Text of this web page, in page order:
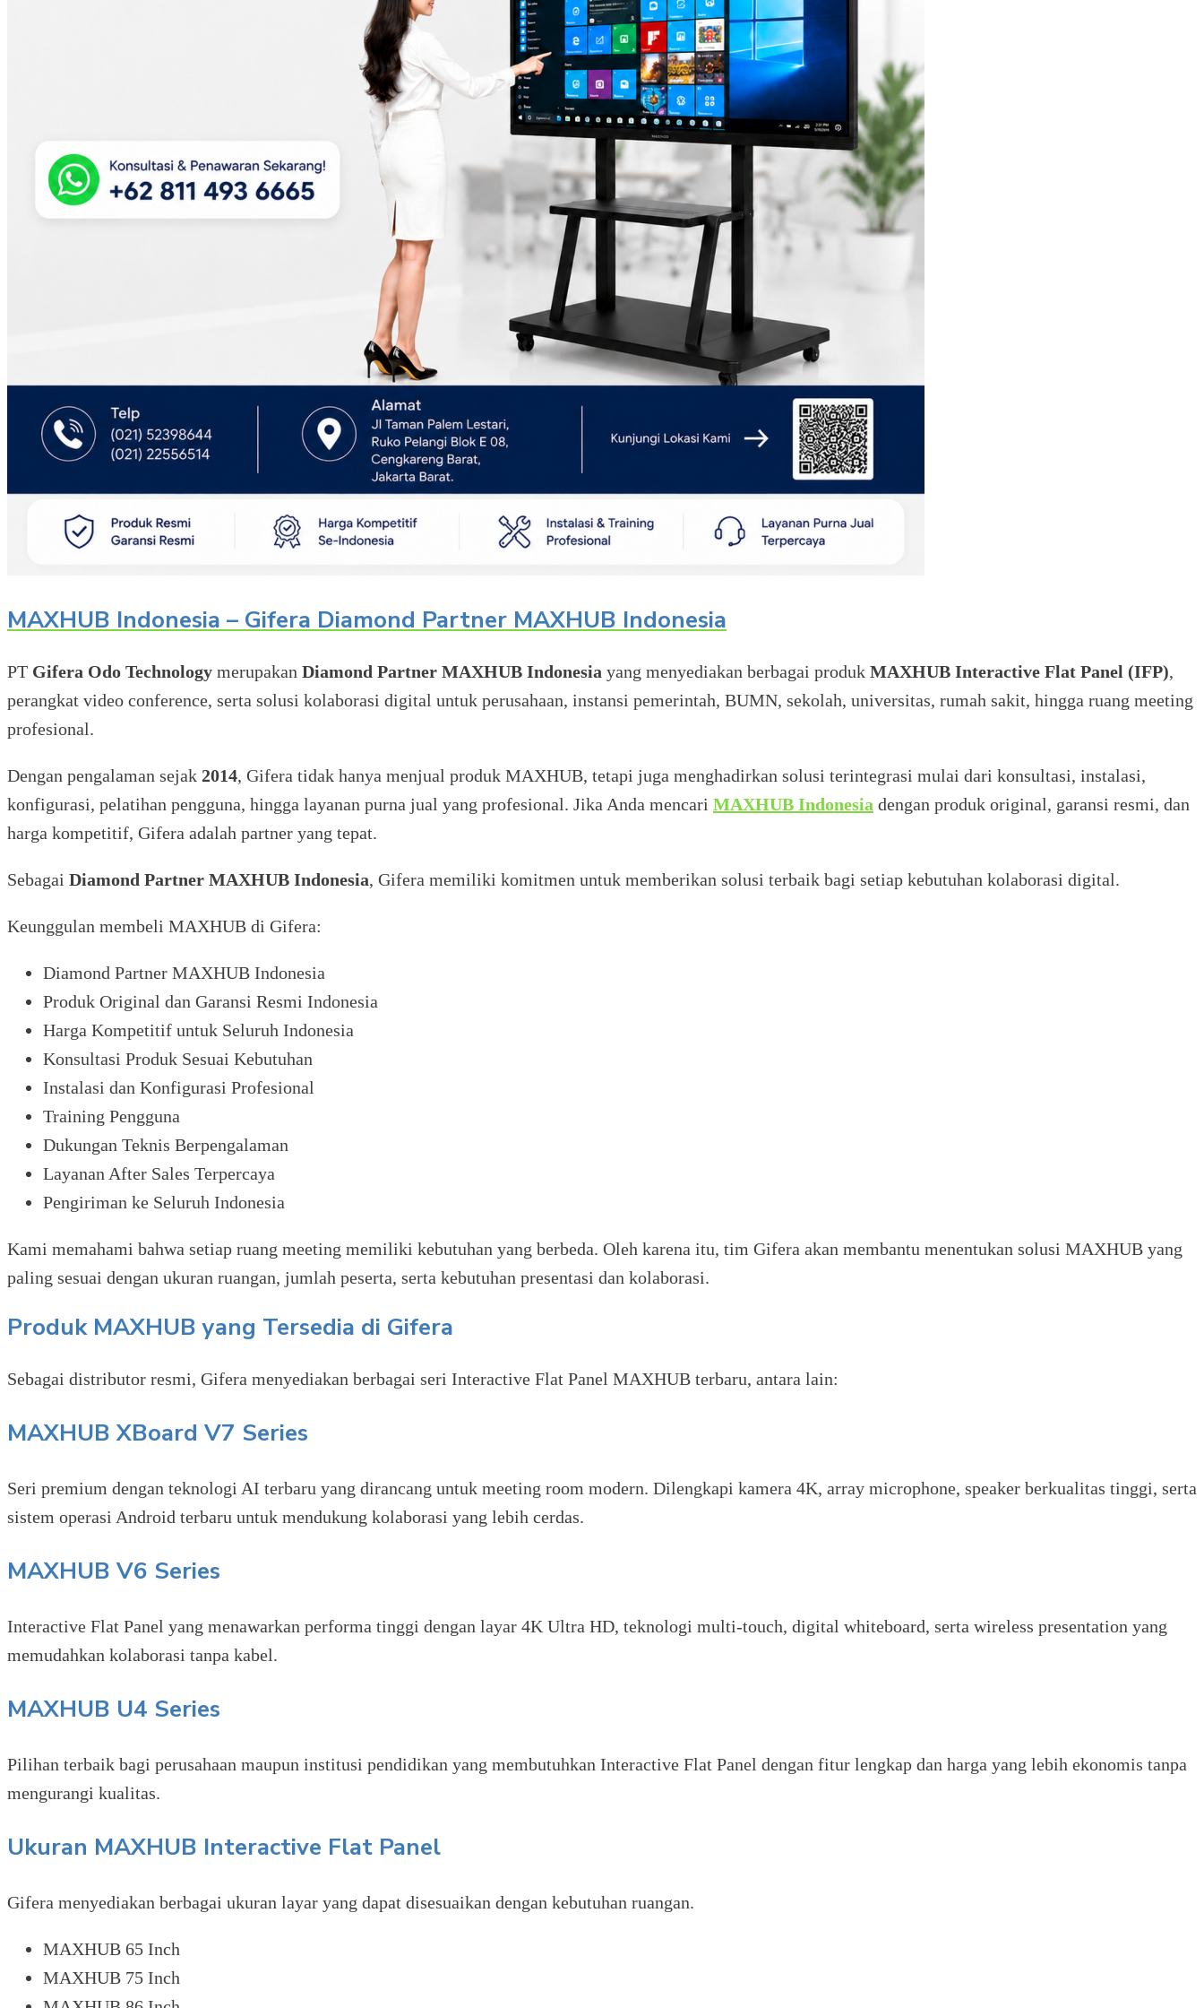
MAXHUB Indonesia – Gifera Diamond Partner MAXHUB Indonesia
PT Gifera Odo Technology merupakan Diamond Partner MAXHUB Indonesia yang menyediakan berbagai produk MAXHUB Interactive Flat Panel (IFP),
perangkat video conference, serta solusi kolaborasi digital untuk perusahaan, instansi pemerintah, BUMN, sekolah, universitas, rumah sakit, hingga ruang meeting
profesional.
Dengan pengalaman sejak 2014, Gifera tidak hanya menjual produk MAXHUB, tetapi juga menghadirkan solusi terintegrasi mulai dari konsultasi, instalasi,
konfigurasi, pelatihan pengguna, hingga layanan purna jual yang profesional. Jika Anda mencari MAXHUB Indonesia dengan produk original, garansi resmi, dan
harga kompetitif, Gifera adalah partner yang tepat.
Sebagai Diamond Partner MAXHUB Indonesia, Gifera memiliki komitmen untuk memberikan solusi terbaik bagi setiap kebutuhan kolaborasi digital.
Keunggulan membeli MAXHUB di Gifera:
Diamond Partner MAXHUB Indonesia
Produk Original dan Garansi Resmi Indonesia
Harga Kompetitif untuk Seluruh Indonesia
Konsultasi Produk Sesuai Kebutuhan
Instalasi dan Konfigurasi Profesional
Training Pengguna
Dukungan Teknis Berpengalaman
Layanan After Sales Terpercaya
Pengiriman ke Seluruh Indonesia
Kami memahami bahwa setiap ruang meeting memiliki kebutuhan yang berbeda. Oleh karena itu, tim Gifera akan membantu menentukan solusi MAXHUB yang
paling sesuai dengan ukuran ruangan, jumlah peserta, serta kebutuhan presentasi dan kolaborasi.
Produk MAXHUB yang Tersedia di Gifera
Sebagai distributor resmi, Gifera menyediakan berbagai seri Interactive Flat Panel MAXHUB terbaru, antara lain:
MAXHUB XBoard V7 Series
Seri premium dengan teknologi AI terbaru yang dirancang untuk meeting room modern. Dilengkapi kamera 4K, array microphone, speaker berkualitas tinggi, serta
sistem operasi Android terbaru untuk mendukung kolaborasi yang lebih cerdas.
MAXHUB V6 Series
Interactive Flat Panel yang menawarkan performa tinggi dengan layar 4K Ultra HD, teknologi multi-touch, digital whiteboard, serta wireless presentation yang
memudahkan kolaborasi tanpa kabel.
MAXHUB U4 Series
Pilihan terbaik bagi perusahaan maupun institusi pendidikan yang membutuhkan Interactive Flat Panel dengan fitur lengkap dan harga yang lebih ekonomis tanpa
mengurangi kualitas.
Ukuran MAXHUB Interactive Flat Panel
Gifera menyediakan berbagai ukuran layar yang dapat disesuaikan dengan kebutuhan ruangan.
MAXHUB 65 Inch
MAXHUB 75 Inch